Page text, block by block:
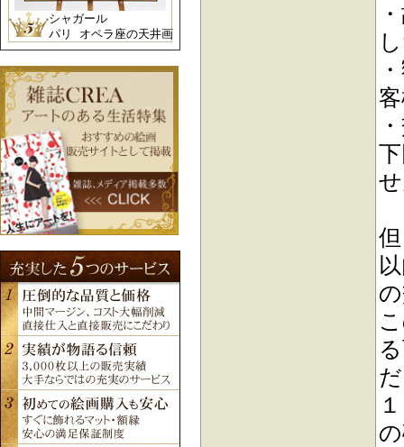
シャガール
パリ オペラ座の天井画